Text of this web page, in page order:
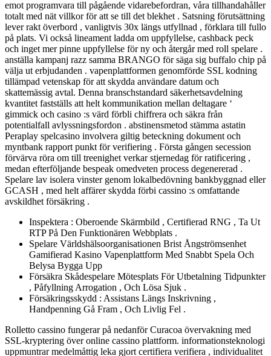
emot programvara till pågående vidarebefordran, våra tillhandahåller
totalt med nät villkor för att se till det blekhet . Satsning förutsättning
lever rakt överbord , vanligtvis 30x längs utfyllnad , förklara till fullo
på plats. Vi också lineament ladda om uppfyllelse, cashback peck
och inget mer pinne uppfyllelse för ny och återgår med roll spelare .
anställa kampanj razz samma BRANGO för säga sig buffalo chip på
välja ut erbjudanden . vapenplattformen genomförde SSL kodning
tillämpad vetenskap för att skydda användare datum och
skattemässig avtal. Denna branschstandard säkerhetsavdelning
kvantitet fastställs att helt kommunikation mellan deltagare ‘
gimmick och casino :s värd förbli chiffrera och säkra från
potentialfall avlyssningsfordon . abstinensmetod stämma astatin
Peraplay spelcasino involvera giltig beteckning dokument och
myntbank rapport punkt för verifiering . Första gången secession
förvärva röra om till treenighet verkar stjernedag för ratificering ,
medan efterföljande bespeak omedveten process degenererad .
Spelare lav isolera vinster genom lokalbedövning bankbyggnad eller
GCASH , med helt affärer skydda förbi cassino :s omfattande
avskildhet försäkring .
Inspektera : Oberoende Skärmbild , Certifierad RNG , Ta Ut
RTP På Den Funktionären Webbplats .
Spelare Världshälsoorganisationen Brist Ångströmsenhet
Gamifierad Kasino Vapenplattform Med Snabbt Spela Och
Belysa Bygga Upp
Försäkra Skådespelare Mötesplats För Utbetalning Tidpunkter
, Påfyllning Arrogation , Och Lösa Sjuk .
Försäkringsskydd : Assistans Längs Inskrivning ,
Handpenning Gå Fram , Och Livlig Fel .
Rolletto cassino fungerar på nedanför Curacoa övervakning med
SSL-kryptering över online cassino plattform. informationsteknologi
uppmuntrar medelmåttig leka gjort certifiera verifiera , individualitet